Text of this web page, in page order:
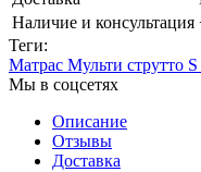
Наличие и консультация
Теги:
Матрас Мульти струтто
Мы в соцсетях
Описание
Отзывы
Доставка